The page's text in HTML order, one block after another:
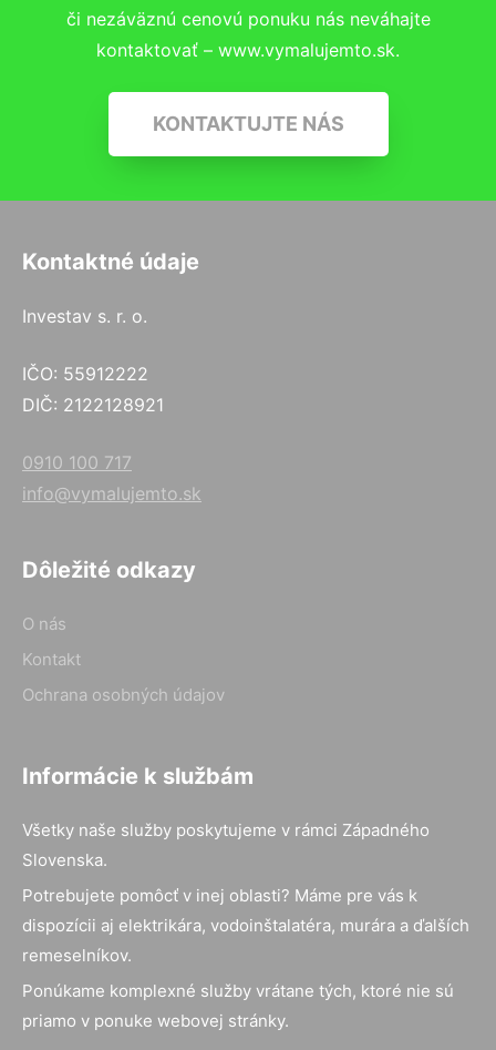
či nezáväznú cenovú ponuku nás neváhajte
kontaktovať – www.vymalujemto.sk.
KONTAKTUJTE NÁS
Kontaktné údaje
Investav s. r. o.
IČO: 55912222
DIČ: 2122128921
0910 100 717
info@vymalujemto.sk
Dôležité odkazy
O nás
Kontakt
Ochrana osobných údajov
Informácie k službám
Všetky naše služby poskytujeme v rámci Západného
Slovenska.
Potrebujete pomôcť v inej oblasti? Máme pre vás k
dispozícii aj elektrikára, vodoinštalatéra, murára a ďalších
remeselníkov.
Ponúkame komplexné služby vrátane tých, ktoré nie sú
priamo v ponuke webovej stránky.